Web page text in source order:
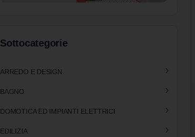
Sottocategorie
ARREDO E DESIGN
BAGNO
DOMOTICA ED IMPIANTI ELETTRICI
EDILIZIA